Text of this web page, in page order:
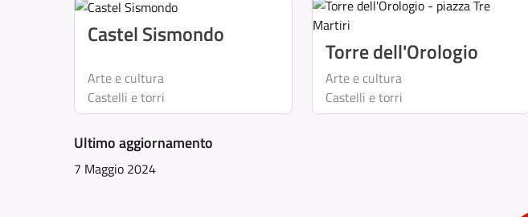
Castel Sismondo
Arte e cultura
Castelli e torri
Torre dell'Orologio
Arte e cultura
Castelli e torri
Ultimo aggiornamento
7 Maggio 2024